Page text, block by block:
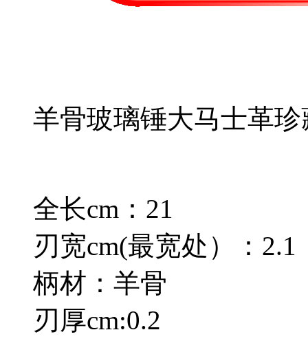
羊骨玻璃锤大马士革
全长cm：21
刃宽cm(最宽处）：2.1
柄材：羊骨
刃厚cm:0.2